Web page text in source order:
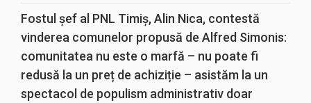
Fostul șef al PNL Timiș, Alin Nica, contestă
vinderea comunelor propusă de Alfred Simonis:
comunitatea nu este o marfă – nu poate fi
redusă la un preț de achiziție – asistăm la un
spectacol de populism administrativ doar